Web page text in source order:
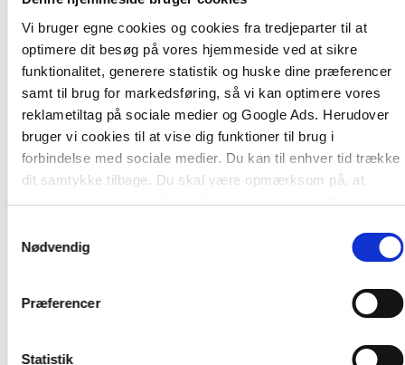
Vi bruger egne cookies og cookies fra tredjeparter til at
optimere dit besøg på vores hjemmeside ved at sikre
funktionalitet, generere statistik og huske dine præferencer
samt til brug for markedsføring, så vi kan optimere vores
reklametiltag på sociale medier og Google Ads. Herudover
bruger vi cookies til at vise dig funktioner til brug i
forbindelse med sociale medier. Du kan til enhver tid trække
dit samtykke tilbage. Du skal være opmærksom på, at
vores hjemmeside muligvis ikke fungerer optimalt, hvis du
Nødvendig
Præferencer
Statistik
3. En dynamisk, der beskriver det samarbejde og
de interaktioner, der kan stilladsere elevernes
motivation og deltagelse i undervisningen.
Gennem seks konkrete undervisningsforløb i
matematik og dansk i 5. klasse viser forfatterne
desuden, hvordan modellen kan anvendes i
praksis.